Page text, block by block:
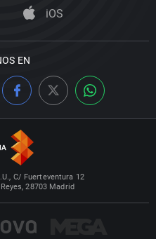
iOS
EN
C/ Fuerteventura 12
28703 Madrid